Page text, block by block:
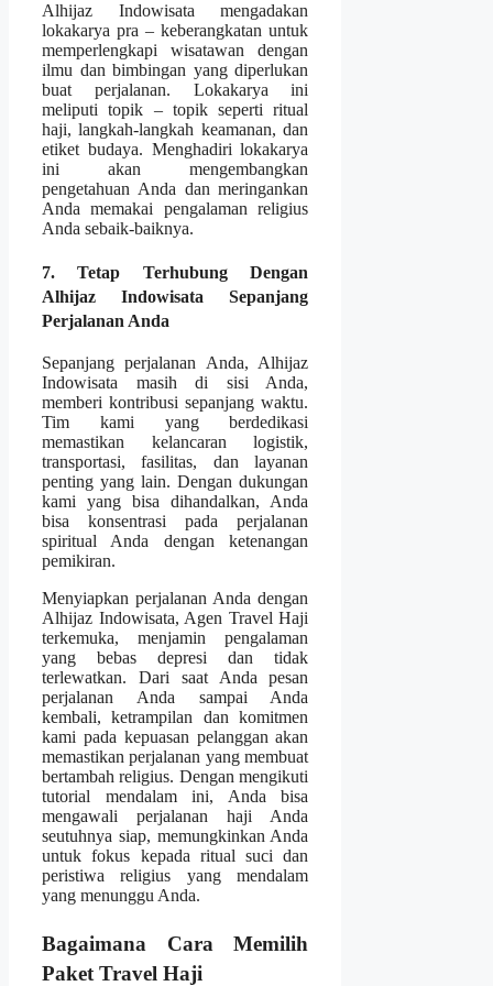
Alhijaz Indowisata mengadakan
lokakarya pra – keberangkatan untuk
memperlengkapi wisatawan dengan
ilmu dan bimbingan yang diperlukan
buat perjalanan. Lokakarya ini
meliputi topik – topik seperti ritual
haji, langkah-langkah keamanan, dan
etiket budaya. Menghadiri lokakarya
ini akan mengembangkan
pengetahuan Anda dan meringankan
Anda memakai pengalaman religius
Anda sebaik-baiknya.
7. Tetap Terhubung Dengan
Alhijaz Indowisata Sepanjang
Perjalanan Anda
Sepanjang perjalanan Anda, Alhijaz
Indowisata masih di sisi Anda,
memberi kontribusi sepanjang waktu.
Tim kami yang berdedikasi
memastikan kelancaran logistik,
transportasi, fasilitas, dan layanan
penting yang lain. Dengan dukungan
kami yang bisa dihandalkan, Anda
bisa konsentrasi pada perjalanan
spiritual Anda dengan ketenangan
pemikiran.
Menyiapkan perjalanan Anda dengan
Alhijaz Indowisata, Agen Travel Haji
terkemuka, menjamin pengalaman
yang bebas depresi dan tidak
terlewatkan. Dari saat Anda pesan
perjalanan Anda sampai Anda
kembali, ketrampilan dan komitmen
kami pada kepuasan pelanggan akan
memastikan perjalanan yang membuat
bertambah religius. Dengan mengikuti
tutorial mendalam ini, Anda bisa
mengawali perjalanan haji Anda
seutuhnya siap, memungkinkan Anda
untuk fokus kepada ritual suci dan
peristiwa religius yang mendalam
yang menunggu Anda.
Bagaimana Cara Memilih
Paket Travel Haji